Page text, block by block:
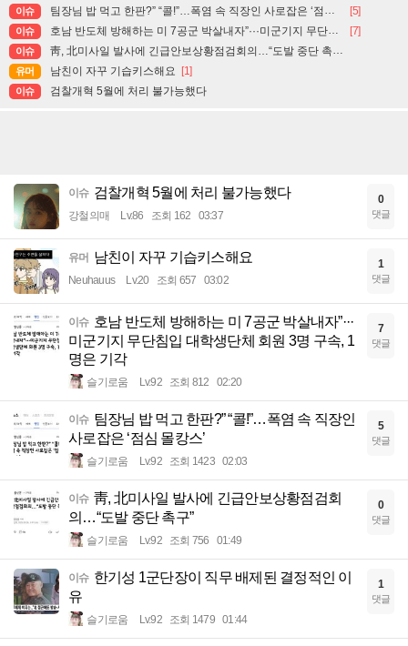
이슈 팀장님 밥 먹고 한판?” “콜!”…폭염 속 직장인 사로잡은 ‘점심 몰캉스’ [5]
이슈 호남 반도체 방해하는 미 7공군 박살내자”···미군기지 무단침입 대학생단체 회원 3명 구속, 1명은 기각 [7]
이슈 靑, 北미사일 발사에 긴급안보상황점검회의…“도발 중단 촉구”
유머 남친이 자꾸 기습키스해요 [1]
이슈 검찰개혁 5월에 처리 불가능했다
이슈 검찰개혁 5월에 처리 불가능했다
강철의매 Lv.86 조회 162 03:37
0
댓글
유머 남친이 자꾸 기습키스해요
Neuhauus Lv.20 조회 657 03:02
1
댓글
이슈 호남 반도체 방해하는 미 7공군 박살내자”···
미군기지 무단침입 대학생단체 회원 3명 구속, 1
명은 기각
슬기로움 Lv.92 조회 812 02:20
7
댓글
이슈 팀장님 밥 먹고 한판?” “콜!”…폭염 속 직장인
사로잡은 ‘점심 몰캉스’
슬기로움 Lv.92 조회 1423 02:03
5
댓글
이슈 靑, 北미사일 발사에 긴급안보상황점검회
의…“도발 중단 촉구”
슬기로움 Lv.92 조회 756 01:49
0
댓글
이슈 한기성 1군단장이 직무 배제된 결정적인 이
유
슬기로움 Lv.92 조회 1479 01:44
1
댓글